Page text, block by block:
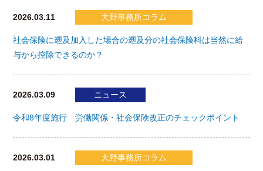
2026.03.11 大野事務所コラム
社会保険に遡及加入した場合の遡及分の社会保険料は当然に給
与から控除できるのか？
2026.03.09 ニュース
令和8年度施行 労働関係・社会保険改正のチェックポイント
2026.03.01 大野事務所コラム